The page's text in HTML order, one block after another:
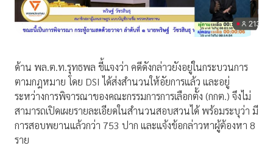
ด้าน พล.ต.ท.รุทธพล ชี้แจงว่า คดีดังกล่าวยังอยู่ในกระบวนการ
ตามกฎหมาย โดย DSI ได้ส่งสำนวนให้อัยการแล้ว และอยู่
ระหว่างการพิจารณาของคณะกรรมการการเลือกตั้ง (กกต.) จึงไม่
สามารถเปิดเผยรายละเอียดในสำนวนสอบสวนได้ พร้อมระบุว่า มี
การสอบพยานแล้วกว่า 753 ปาก และแจ้งข้อกล่าวหาผู้ต้องหา 8
ราย